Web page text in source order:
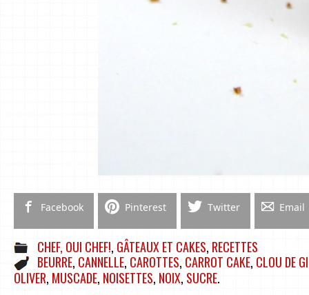
Facebook Pinterest Twitter Email
CHEF, OUI CHEF!, GÂTEAUX ET CAKES, RECETTES
BEURRE, CANNELLE, CAROTTES, CARROT CAKE, CLOU DE
OLIVER, MUSCADE, NOISETTES, NOIX, SUCRE.